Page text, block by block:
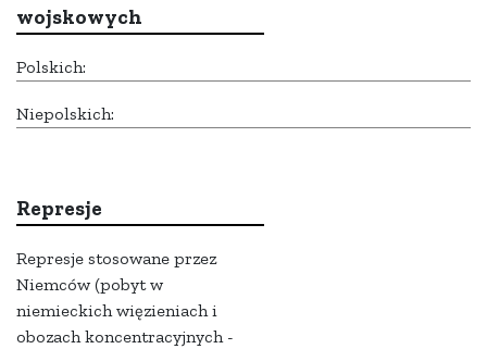
wojskowych
Polskich:
Niepolskich:
Represje
Represje stosowane przez
Niemców (pobyt w
niemieckich więzieniach i
obozach koncentracyjnych -